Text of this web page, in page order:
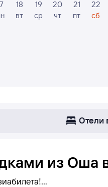
18
вт
19
ср
20
чт
21
пт
22
сб
Отели
из Оша